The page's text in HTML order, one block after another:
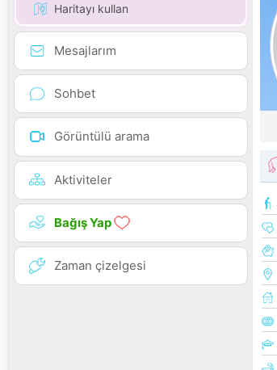
Haritayı kullan
Mesajlarım
Sohbet
Görüntülü arama
Aktiviteler
Bağış Yap
Zaman çizelgesi